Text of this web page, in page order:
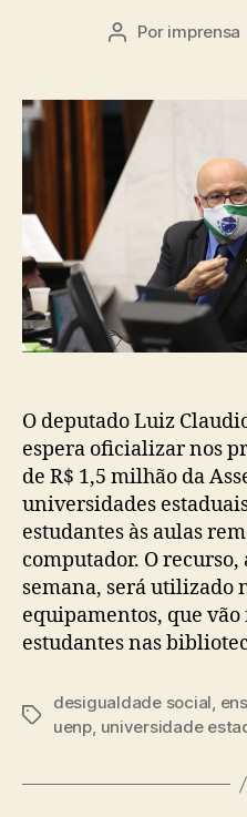
Autor
Por imprensa
O deputado Luiz
espera oficializar nos
de R$ 1,5 milhão da
universidades
estudantes às aulas
computador. O
semana, será utilizado
equipamentos, que
estudantes nas
Tags
desigualdade social,
uenp, universidade